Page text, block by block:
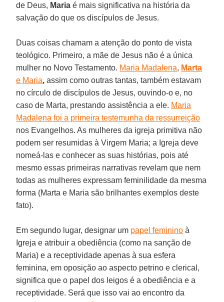
de Deus, Maria é mais significativa na história da
salvação do que os discípulos de Jesus.
Duas coisas chamam a atenção do ponto de vista
teológico. Primeiro, a mãe de Jesus não é a única
mulher no Novo Testamento. Maria Madalena, Marta
e Maria, assim como outras tantas, também estavam
no círculo de discípulos de Jesus, ouvindo-o e, no
caso de Marta, prestando assistência a ele. Maria
Madalena foi a primeira testemunha da ressurreição
nos Evangelhos. As mulheres da igreja primitiva não
podem ser resumidas à Virgem Maria; a Igreja deve
nomeá-las e conhecer as suas histórias, pois até
mesmo essas primeiras narrativas revelam que nem
todas as mulheres expressam feminilidade da mesma
forma (Marta e Maria são brilhantes exemplos deste
fato).
Em segundo lugar, designar um papel feminino à
Igreja e atribuir a obediência (como na sanção de
Maria) e a receptividade apenas à sua esfera
feminina, em oposição ao aspecto petrino e clerical,
significa que o papel dos leigos é a obediência e a
receptividade. Será que isso vai ao encontro da